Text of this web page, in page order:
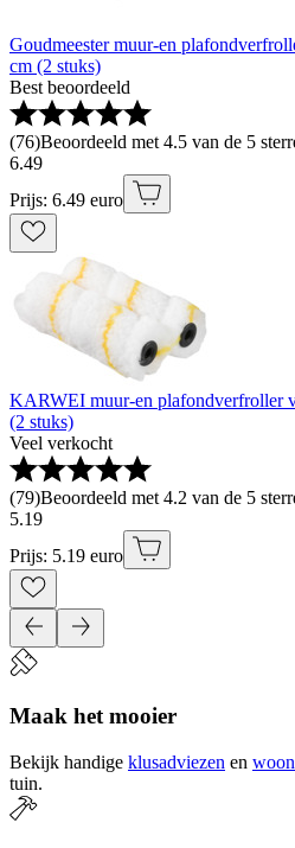
Goudmeester muur-en
cm (2 stuks)
Best beoordeeld
(76)Beoordeeld met 4.5 van de 5
6.49
Prijs: 6.49 euro
KARWEI muur-en plafondverfroller
(2 stuks)
Veel verkocht
(79)Beoordeeld met 4.2 van de 5
5.19
Prijs: 5.19 euro
Maak het mooier
Bekijk handige klusadviezen en
tuin.